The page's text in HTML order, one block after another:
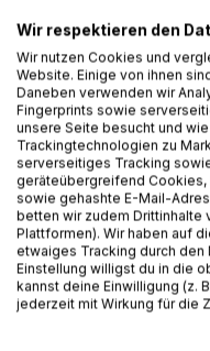
zur Erhaltung der
betrachtet. Des
Vorstellungen von
welche Weise in
werden. Hierbei soll die
Ergebnisse behilflich
Ethnomedizin
fremder Kulturen und
Kultur verknüpft ist.
Heilerpersönlichkeiten
auftretenden
werden.
Durch die Wanderung
geschieht nicht selten
Wir respektieren den
Wir nutzen Cookies und
Website. Einige von ihnen
Daneben verwenden wir
Fingerprints sowie
unsere Seite besucht und
Trackingtechnologien zu
serverseitiges Tracking
geräteübergreifend Cookies,
sowie gehashte E-Mail-
betten wir zudem Drittinhalte
Plattformen). Wir haben auf
etwaiges Tracking durch
Einstellung willigst du in die
kannst deine Einwilligung (z.
jederzeit mit Wirkung für die